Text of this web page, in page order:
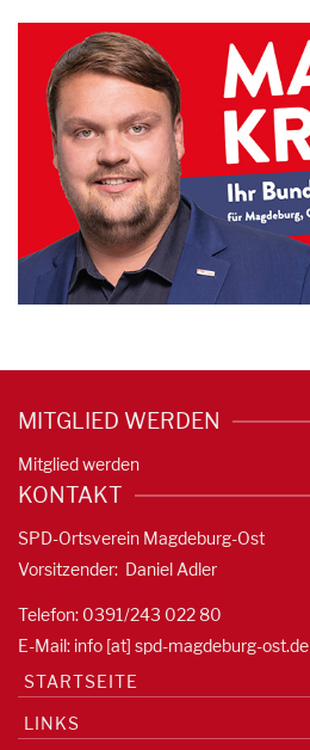
MITGLIED WERDEN
Mitglied werden
KONTAKT
SPD-Ortsverein Magdeburg-Ost
Vorsitzender: Daniel Adler
Telefon: 0391/243 022 80
E-Mail: info [at] spd-magdeburg-ost.de
STARTSEITE
LINKS